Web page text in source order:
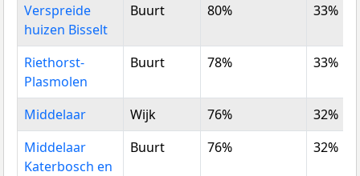
Verspreide
huizen Bisselt
Buurt 80% 33%
Riethorst-
Plasmolen
Buurt 78% 33%
Middelaar Wijk 76%
32%
Middelaar
Katerbosch en
Buurt 76% 32%